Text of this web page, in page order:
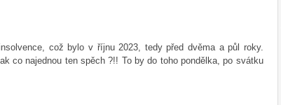
což bylo v říjnu 2023, tedy před dvěma a půl roky.
co najednou ten spěch ?!! To by do toho pondělka, po svátku